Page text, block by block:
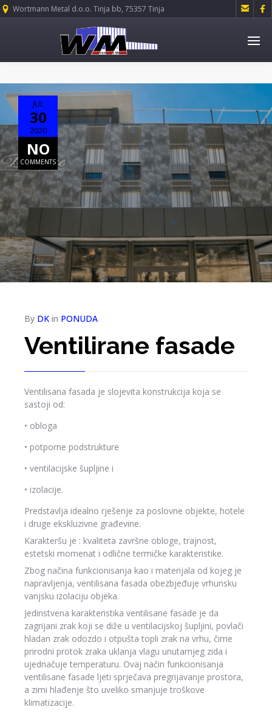
Wortmann Metal d.o.o. Tinja bb, 75357 Tinja  
JUL
30
2020
NO
COMMENTS
By DK in PONUDA
Ventilirane fasade
Ventilisana fasada je slojevita konstrukcija koja se
sastoji od:
• obloga
• potporne podstrukture
• ventilacijske šupljine i
• izolacije.
Predstavlja idealno rješenje za poslovne objekte, hotele
i druge ekskluzivne građevine.
Karakteršu je : kvaliteta završne obloge, trajnost,
estetski momenat i odlične termičke karakteristike.
Zbog načina funkcionisanja kao i materijala od kojeg je
napravljenja, ventilisana fasada obezbjeđuje vrhunsku
vanjsku izolaciju objeka.
Jedinstvena karakteristika ventilisane fasade je da
zagrijani zrak koji se diže u ventilacijskoj šupljini, povlači
hladan zrak odozdo i otpušta topli zrak na vrhu, čime
prirodni protok zraka uklanja vlagu unutarnjeg zida i
ujednačuje temperaturu. Ovaj način funkcionisanja
ventilisane fasade ljeti sprječava pregrijavanje prostora,
a zimi hlađenje što uveliko smanjuje troškove
klimatizacije.